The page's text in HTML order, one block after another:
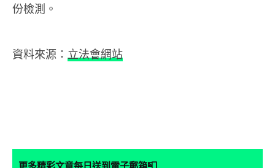
份檢測。
資料來源： 立法會網站
更多精彩文章每日送到電子郵箱